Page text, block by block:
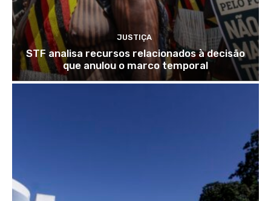
JUSTIÇA
STF analisa recursos relacionados à decisão
que anulou o marco temporal